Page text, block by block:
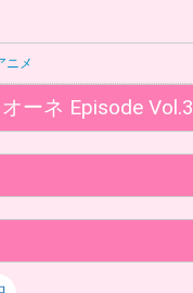
ニメ
ーネ Episode Vol.3